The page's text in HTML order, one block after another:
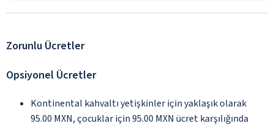
Zorunlu Ücretler
Opsiyonel Ücretler
Kontinental kahvaltı yetişkinler için yaklaşık olarak
95.00 MXN, çocuklar için 95.00 MXN ücret karşılığında